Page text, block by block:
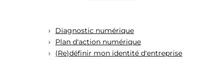
Diagnostic numérique
Plan d'action numérique
(Re)définir mon identité d'entreprise